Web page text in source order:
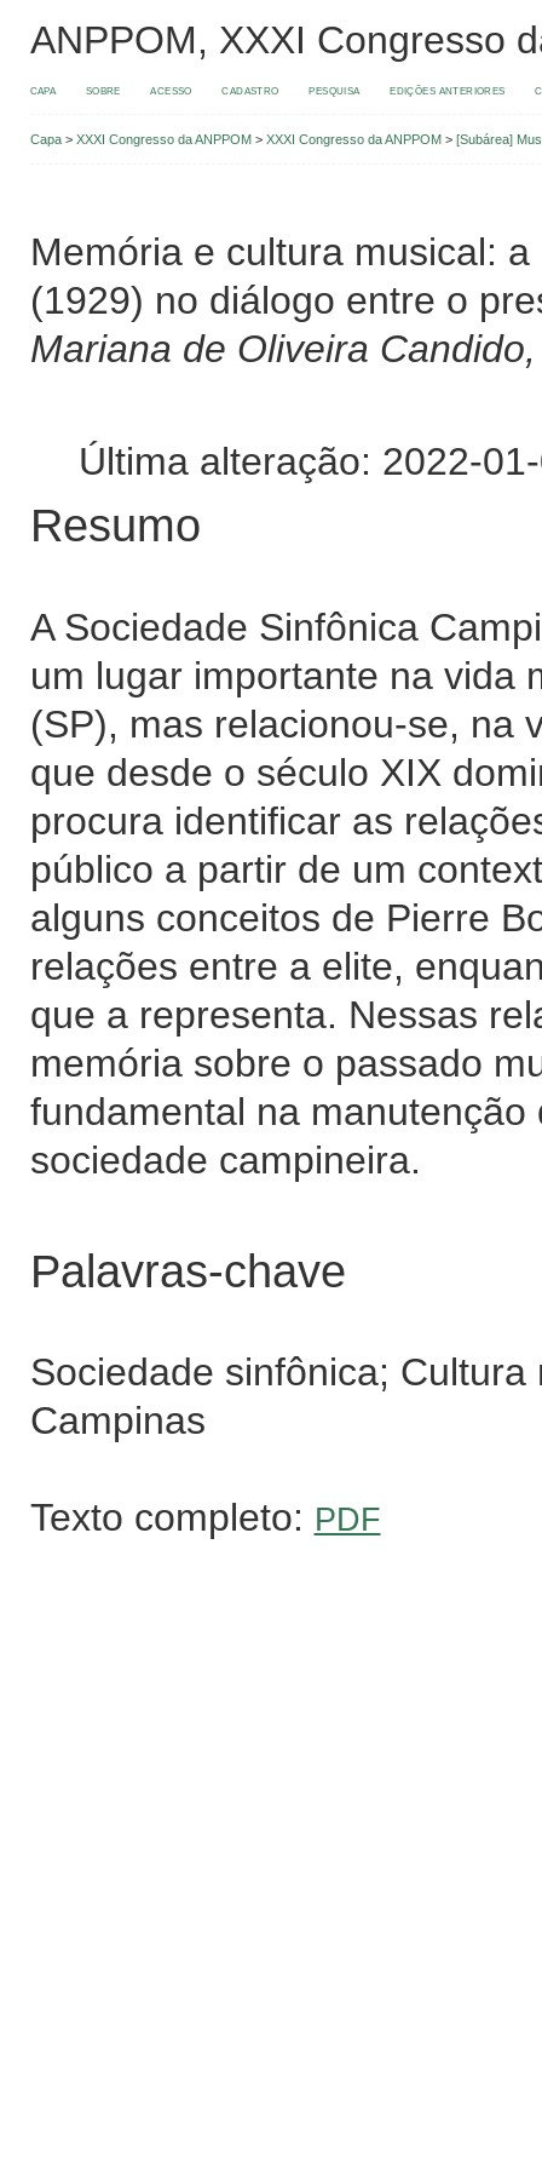
ANPPOM, XXXI Congresso
CAPA SOBRE ACESSO CADASTRO PESQUISA EDIÇÕES ANTERIORES
Capa> XXXI Congresso da ANPPOM> XXXI Congresso da ANPPOM> [Subárea]
Memória e cultura musical:
(1929) no diálogo entre o
Mariana de Oliveira
Última alteração: 2022-
Resumo
A Sociedade Sinfônica
um lugar importante na vida
(SP), mas relacionou-se, na
que desde o século XIX
procura identificar as
público a partir de um
alguns conceitos de Pierre
relações entre a elite,
que a representa. Nessas
memória sobre o passado
fundamental na
sociedade campineira.
Palavras-chave
Sociedade sinfônica;
Campinas
Texto completo: PDF